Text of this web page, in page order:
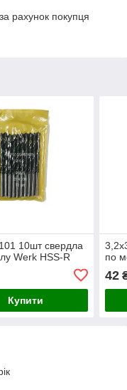
рахунок покупця
10шт свердла
Werk HSS-R
Купити
по
42